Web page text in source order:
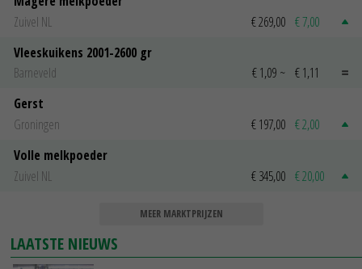
Zuivel NL
€ 269,00 € 7,00
Vleeskuikens 2001-2600 gr
Barneveld
€ 1,09 ~ € 1,11
Gerst
Groningen
€ 197,00 € 2,00
Volle melkpoeder
Zuivel NL
€ 345,00 € 20,00
MEER MARKTPRIJZEN
LAATSTE NIEUWS